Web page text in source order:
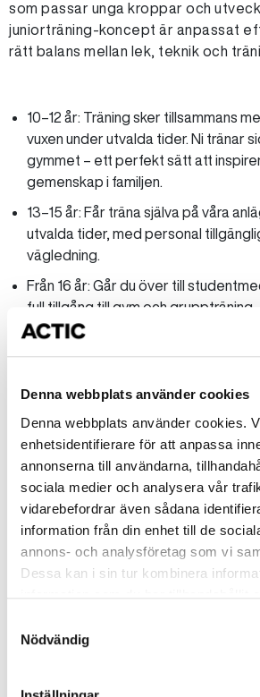
Denna webbplats använder cookies
Denna webbplats använder cookies.
enhetsidentifierare för att anpassa
annonserna till användarna,
sociala medier och analysera vår
vidarebefordrar även sådana
information från din enhet till de
annons- och analysföretag som vi
Dessa kan i sin tur kombinera
Nödvändig
som passar unga kroppar och
juniorträning-koncept är anpassat
rätt balans mellan lek, teknik och
10–12 år: Träning sker tillsammans
vuxen under utvalda tider. Ni tränar
gymmet – ett perfekt sätt att
gemenskap i familjen.
13–15 år: Får träna själva på våra
utvalda tider, med personal
vägledning.
Från 16 år: Går du över till
full tillgång till gym och gruppträning.
Varför välja Actic för
ungdomsträning?
Vi vet att barn lär sig genom att göra
ungdomsträning både rolig, social
Målet är att skapa långsiktiga vanor
aktivitet känns naturlig och
done
TRYGG OCH SÄKER
GODA VANOR